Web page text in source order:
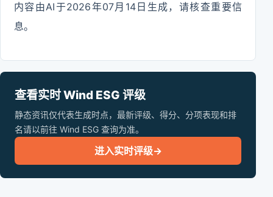
内容由AI于2026年07月14日生成，请核查重要信
息。
查看实时 Wind ESG 评级
静态资讯仅代表生成时点，最新评级、得分、分项表现和排
名请以前往 Wind ESG 查询为准。
进入实时评级→